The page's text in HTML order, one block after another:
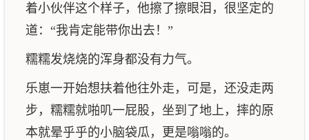
着小伙伴这个样子，他擦了擦眼泪，很坚定的
道：“我肯定能带你出去！”
糯糯发烧烧的浑身都没有力气。
乐崽一开始想扶着他往外走，可是，还没走两
步，糯糯就啪叽一屁股，坐到了地上，摔的原
本就晕乎乎的小脑袋瓜，更是嗡嗡的。